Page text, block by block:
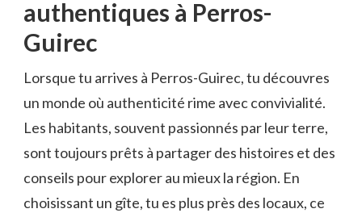
authentiques à Perros-
Guirec
Lorsque tu arrives à Perros-Guirec, tu découvres
un monde où authenticité rime avec convivialité.
Les habitants, souvent passionnés par leur terre,
sont toujours prêts à partager des histoires et des
conseils pour explorer au mieux la région. En
choisissant un gîte, tu es plus près des locaux, ce